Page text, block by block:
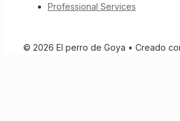
Professional Services
© 2026 El perro de Goya • Creado